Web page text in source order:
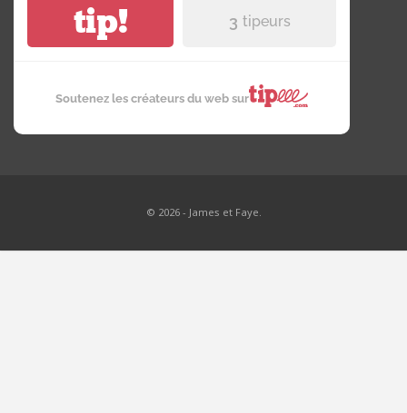
tip! 3 tipeurs
Soutenez les créateurs du web sur
© 2026 - James et Faye.